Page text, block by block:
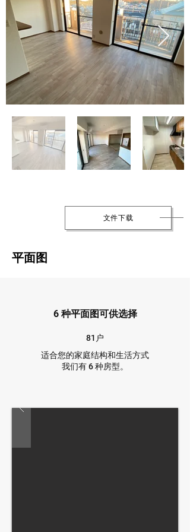
文件下载
平面图
6 种平面图可供选择
81户
适合您的家庭结构和生活方式
我们有 6 种房型。